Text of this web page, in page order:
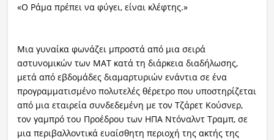
«Ο Ράμα πρέπει να φύγει, είναι κλέφτης.»
Μια γυναίκα φωνάζει μπροστά από μια σειρά
αστυνομικών των ΜΑΤ κατά τη διάρκεια διαδήλωσης,
μετά από εβδομάδες διαμαρτυριών ενάντια σε ένα
προγραμματισμένο πολυτελές θέρετρο που υποστηρίζεται
από μια εταιρεία συνδεδεμένη με τον Τζάρετ Κούσνερ,
τον γαμπρό του Προέδρου των ΗΠΑ Ντόναλντ Τραμπ, σε
μια περιβαλλοντικά ευαίσθητη περιοχή της ακτής της